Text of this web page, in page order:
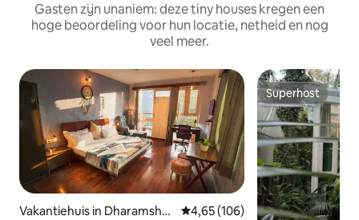
Gasten zijn unaniem: deze tiny houses kregen een
hoge beoordeling voor hun locatie, netheid en nog
veel meer.
Vakantiehuis in Dharamshal
Gemiddelde beoordeling van
4,65 (106)
Superhost
Superhost